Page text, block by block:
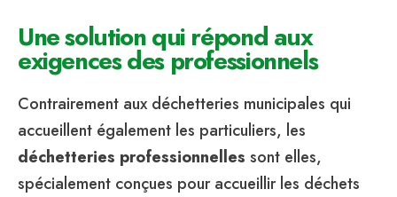
Une solution qui répond aux
exigences des professionnels
Contrairement aux déchetteries municipales qui
accueillent également les particuliers, les
déchetteries professionnelles sont elles,
spécialement conçues pour accueillir les déchets